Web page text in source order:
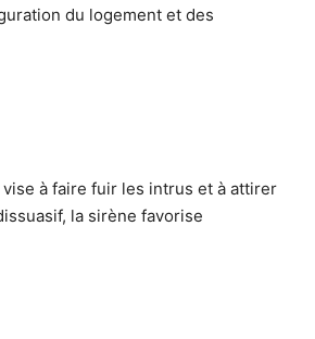
du logement et des
à faire fuir les intrus et à attirer
la sirène favorise